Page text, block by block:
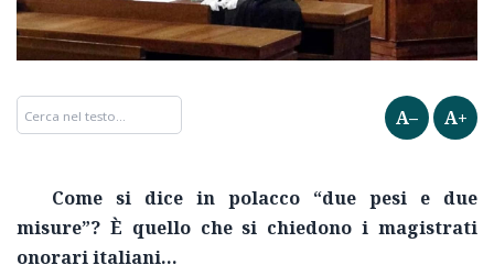
A– A+
Come si dice in polacco “due pesi e due
misure”? È quello che si chiedono i magistrati
onorari italiani…